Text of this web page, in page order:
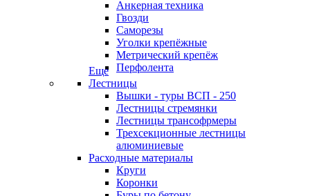
Анкерная техника
Гвозди
Саморезы
Уголки крепёжные
Метрический крепёж
Перфолента
Еще
Лестницы
Вышки - туры ВСП - 250
Лестницы стремянки
Лестницы трансофрмеры
Трехсекционные лестницы
алюминиевые
Расходные материалы
Круги
Коронки